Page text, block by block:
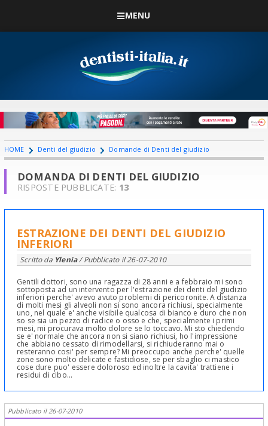
MENU
HOME Denti del giudizio Domande di Denti del giudizio
DOMANDA DI DENTI DEL GIUDIZIO
RISPOSTE PUBBLICATE: 13
ESTRAZIONE DEI DENTI DEL GIUDIZIO
INFERIORI
Scritto da Ylenia/ Pubblicato il26-07-2010
Gentili dottori, sono una ragazza di 28 anni e a febbraio mi sono
sottoposta ad un intervento per l'estrazione dei denti del giudizio
inferiori perche' avevo avuto problemi di pericoronite. A distanza
di molti mesi gli alveoli non si sono ancora richiusi, specialmente
uno, nel quale e' anche visibile qualcosa di bianco e duro che non
so se sia un pezzo di radice o osso e che, specialmente i primi
mesi, mi procurava molto dolore se lo toccavo. Mi sto chiedendo
se e' normale che ancora non si siano richiusi, ho l'impressione
che abbiano cessato di rimodellarsi, si richiuderanno mai o
resteranno cosi' per sempre? Mi preoccupo anche perche' quelle
zone sono molto delicate e fastidiose, se per sbaglio ci mastico
cose dure puo' essere doloroso ed inoltre la cavita' trattiene i
residui di cibo...
Pubblicato il 26-07-2010